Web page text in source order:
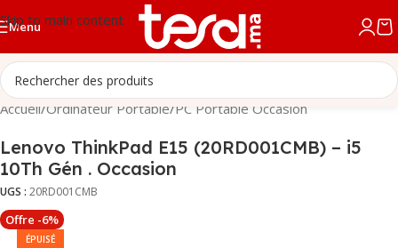
Skip to main content
Menu
Accueil/Ordinateur Portable/PC Portable Occasion
Lenovo ThinkPad E15 (20RD001CMB) – i5
10Th Gén . Occasion
UGS : 20RD001CMB
Offre -6%
ÉPUISÉ